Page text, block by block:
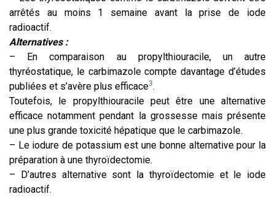
arrêtés au moins 1 semaine avant la prise de iode
radioactif.
Alternatives :
– En comparaison au propylthiouracile, un autre
thyréostatique, le carbimazole compte davantage d’études
publiées et s’avère plus efficace3.
Toutefois, le propylthiouracile peut être une alternative
efficace notamment pendant la grossesse mais présente
une plus grande toxicité hépatique que le carbimazole.
– Le iodure de potassium est une bonne alternative pour la
préparation à une thyroïdectomie.
– D’autres alternative sont la thyroïdectomie et le iode
radioactif.